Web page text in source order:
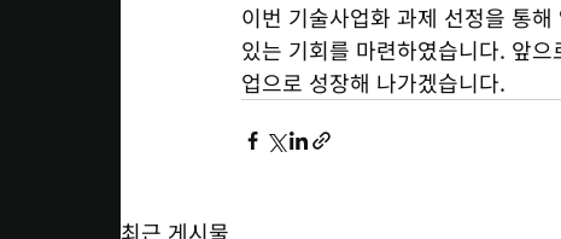
이번 기술사업화 과제 선정을 통
있는 기회를 마련하였습니다. 앞
업으로 성장해 나가겠습니다.
최근 게시물